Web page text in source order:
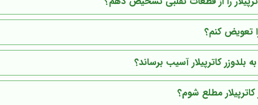
تعویض کنم؟
کاترپیلار آسیب برساند؟
مطلع شوم؟